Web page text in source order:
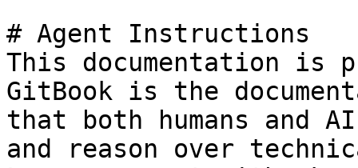
# Agent Instructions
This documentation is
GitBook is the
that both humans and
and reason over